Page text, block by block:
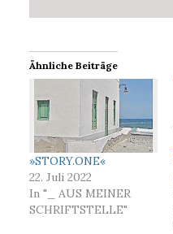
Ähnliche Beiträge
»STORY.ONE«
22. Juli 2022
In "_ AUS MEINER
SCHRIFTSTELLE"